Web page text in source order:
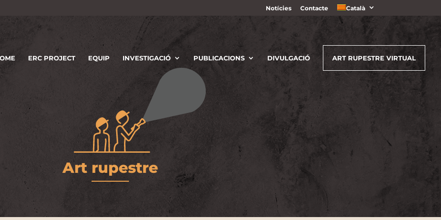
Notícies Contacte Català
ERC PROJECT EQUIP INVESTIGACIÓ PUBLICACIONS DIVULGACIÓ ART RUPESTRE VIRTUAL
Art rupestre